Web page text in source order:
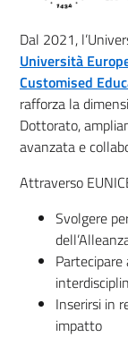
Dal 2021,
Università
Customised
rafforza la
Dottorato,
avanzata e
Attraverso
Svolgere
Inserirsi in
impatto